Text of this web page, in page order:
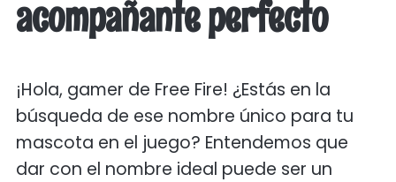
acompañante perfecto
¡Hola, gamer de Free Fire! ¿Estás en la
búsqueda de ese nombre único para tu
mascota en el juego? Entendemos que
dar con el nombre ideal puede ser un